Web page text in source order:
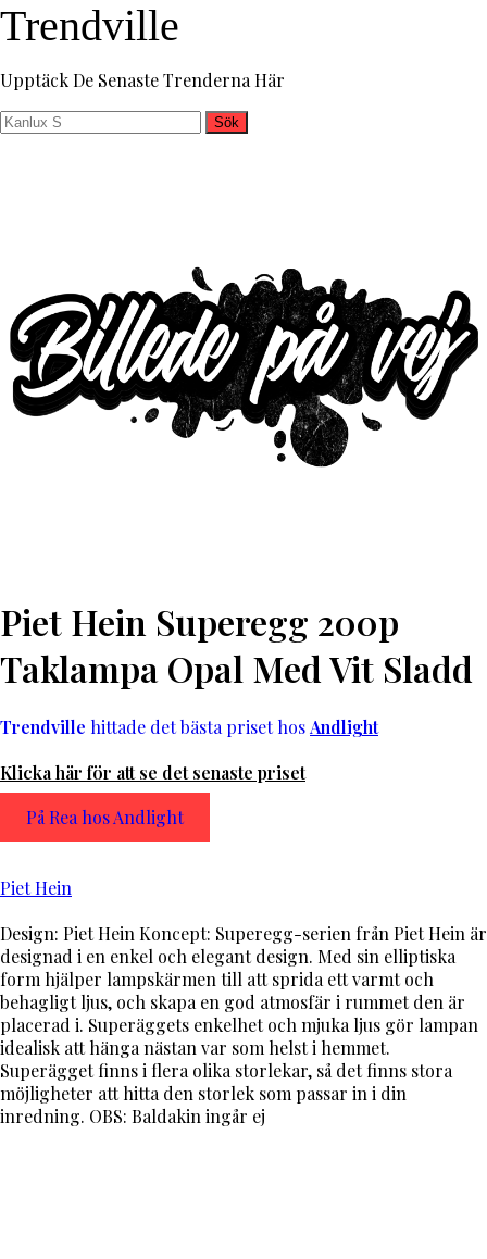
Trendville
Upptäck De Senaste Trenderna Här
Sök
Piet Hein Superegg 200p
Taklampa Opal Med Vit Sladd
Trendville hittade det bästa priset hosAndlight
Klicka här för att se det senaste priset
På Rea hos Andlight
Piet Hein
Design: Piet Hein Koncept: Superegg-serien från Piet Hein är
designad i en enkel och elegant design. Med sin elliptiska
form hjälper lampskärmen till att sprida ett varmt och
behagligt ljus, och skapa en god atmosfär i rummet den är
placerad i. Superäggets enkelhet och mjuka ljus gör lampan
idealisk att hänga nästan var som helst i hemmet.
Superägget finns i flera olika storlekar, så det finns stora
möjligheter att hitta den storlek som passar in i din
inredning. OBS: Baldakin ingår ej